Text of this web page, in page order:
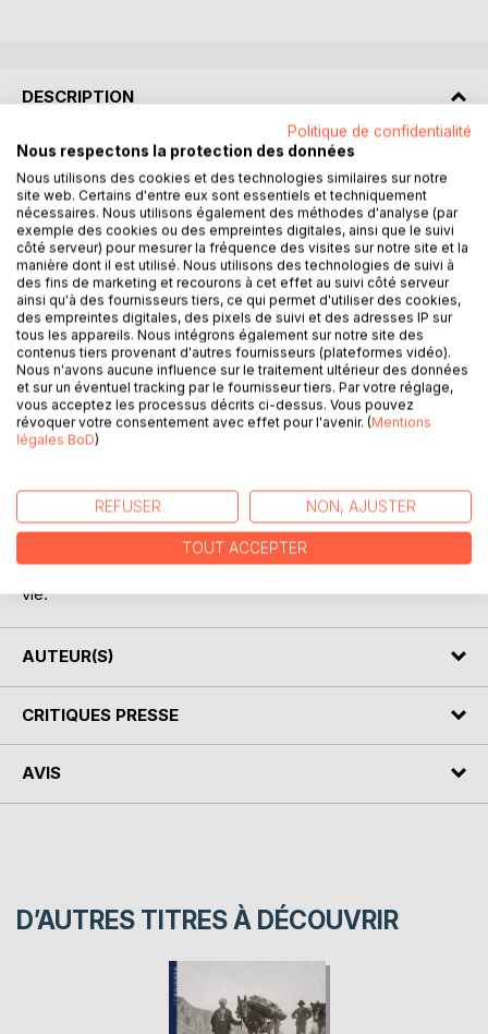
DESCRIPTION
Fils de Marc Bloch, l'historien renommé, Daniel Bloch entre
lui aussi en résistance dès l'âge de 17 ans.
Agent de liaison, il participe ensuite aux combats contre la
division Das Reich.
Après avoir appris l'assassinat de son père, torturé par
Klaus Barbie, et la mort de sa mère à l'hôpital, il rejoint à 18
ans, les rangs de l'armée de Lattre de Tassigny et participe
à la campagne d'Alsace.
De retour dans la vie civile, il devient l'assistant d'Albert
Camus à Combat et travaille pour Pierre Lazareff à France-
Soir, avant de poursuivre une carrière dans la photographie
et les relations publiques.
Ses mémoires, recueillies et mises en forme par Cindy
des stars du Festival de Cannes.
En sus des dizaines de photographies du showbiz, son
héritage principal est sans nul doute l'entrée des cendres
de son père, Marc Bloch, au Panthéon, le combat de sa
vie.
AUTEUR(S)
CRITIQUES PRESSE
AVIS
D’AUTRES TITRES À DÉCOUVRIR
Politique de confidentialité
Nous respectons la protection des données
Nous utilisons des cookies et des technologies similaires sur notre
site web. Certains d'entre eux sont essentiels et techniquement
nécessaires. Nous utilisons également des méthodes d'analyse (par
exemple des cookies ou des empreintes digitales, ainsi que le suivi
côté serveur) pour mesurer la fréquence des visites sur notre site et la
manière dont il est utilisé. Nous utilisons des technologies de suivi à
des fins de marketing et recourons à cet effet au suivi côté serveur
ainsi qu'à des fournisseurs tiers, ce qui permet d'utiliser des cookies,
des empreintes digitales, des pixels de suivi et des adresses IP sur
tous les appareils. Nous intégrons également sur notre site des
contenus tiers provenant d'autres fournisseurs (plateformes vidéo).
Nous n'avons aucune influence sur le traitement ultérieur des données
et sur un éventuel tracking par le fournisseur tiers. Par votre réglage,
vous acceptez les processus décrits ci-dessus. Vous pouvez
révoquer votre consentement avec effet pour l'avenir. (Mentions
légales BoD)
REFUSER NON, AJUSTER
TOUT ACCEPTER